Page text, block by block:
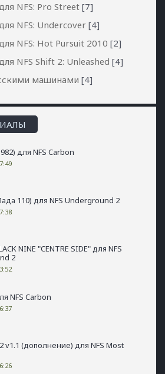
NFS: Pro Street [7]
NFS: Undercover[4]
NFS: Hot Pursuit 2010 [2]
NFS Shift 2: Unleashed [4]
машинами [4]
для NFS Carbon
110) для NFS Underground 2
NINE "CENTRE SIDE" для NFS
2
NFS Carbon
v1.1 (дополнение) для NFS Most